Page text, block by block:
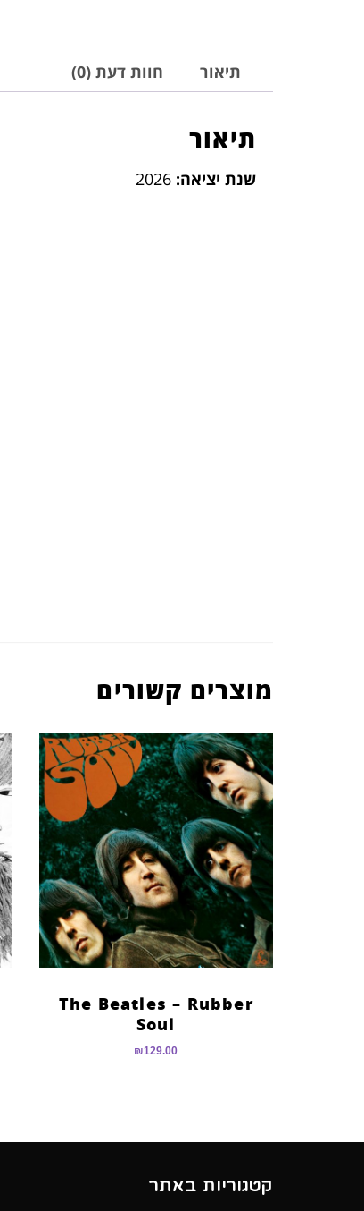
תיאור חוות דעת (0)
תיאור
שנת יציאה:
מוצרים קשורים
The Beatles – Rubber
Soul
₪129.00
קטגוריות באתר